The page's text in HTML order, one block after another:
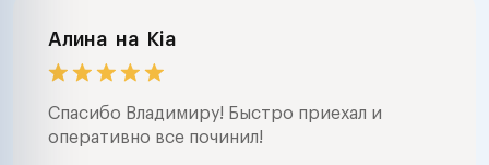
Алина на Kia
Спасибо Владимиру! Быстро приехал и
оперативно все починил!